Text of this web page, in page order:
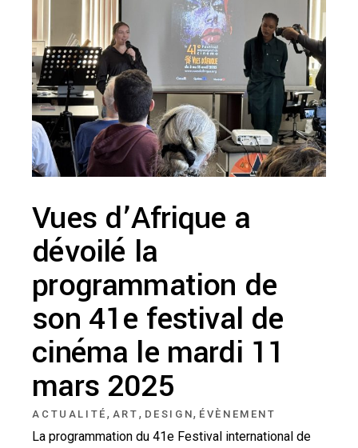
Vues d’Afrique a
dévoilé la
programmation de
son 41e festival de
cinéma le mardi 11
mars 2025
ACTUALITÉ , ART , DESIGN, ÉVÈNEMENT
La programmation du 41e Festival international de